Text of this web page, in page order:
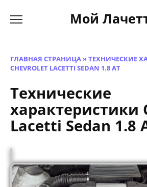
Мой
ГЛАВНАЯ СТРАНИЦА»ТЕХНИЧЕСКИЕ
CHEVROLET LACETTI SEDAN 1.8 AT
Технические
характеристики
Lacetti Sedan 1.8